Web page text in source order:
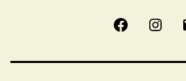
Facebook